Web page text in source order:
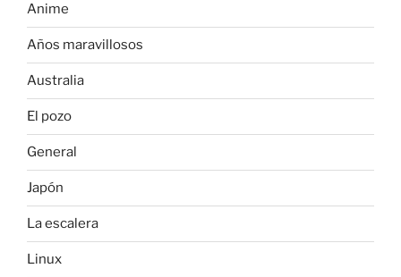
Anime
Años maravillosos
Australia
El pozo
General
Japón
La escalera
Linux